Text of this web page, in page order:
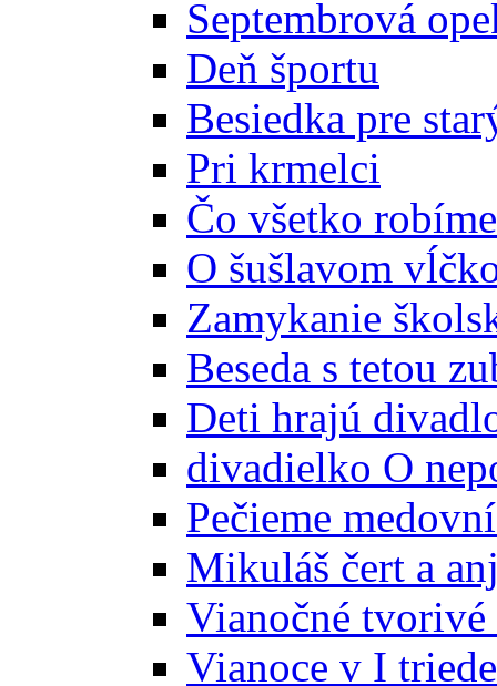
Septembrová
Deň športu
Besiedka pre
Pri krmelci
Čo všetko
O šušlavom
Zamykanie
Beseda s tetou
Deti hrajú
divadielko O
Pečieme
Mikuláš čert a
Vianočné tvorivé
Vianoce v I triede